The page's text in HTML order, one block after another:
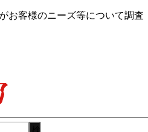
お客様のニーズ等について調